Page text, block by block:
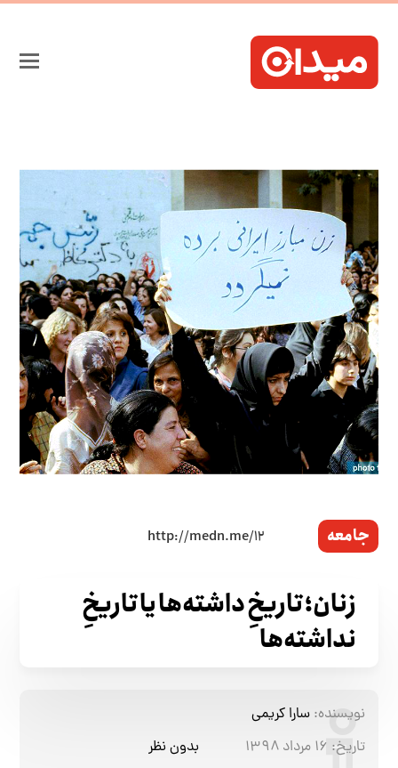
جامعه
زنان؛ تاریخِ داشته‌ها یا تاریخِ
نداشته‌ها
نویسنده: سارا کریمی
تاریخ: ۱۶ مرداد ۱۳۹۸
بدون نظر